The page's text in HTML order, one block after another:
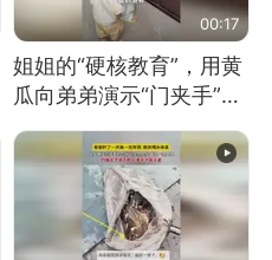
00:17
姐姐的“硬核教育”，用黄
瓜向弟弟演示“门夹手”，
网友：果然言传不如身
教！